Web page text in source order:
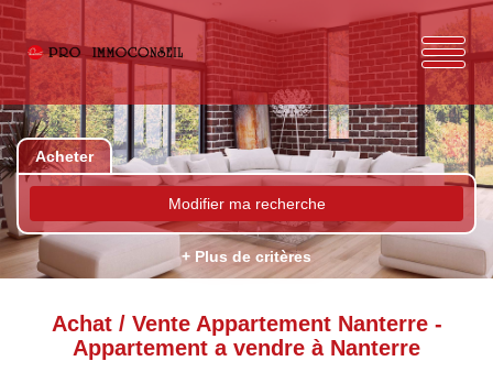
Acheter
Modifier ma recherche
+ Plus de critères
Achat / Vente Appartement Nanterre -
Appartement a vendre à Nanterre